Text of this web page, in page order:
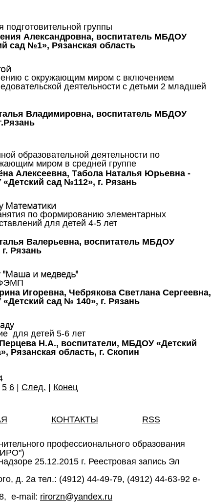
подготовительной группы
Александровна, воспитатель МБДОУ
сад №1», Рязанская область
с окружающим миром с включением
деятельности с детьми 2 младшей
Владимировна, воспитатель МБДОУ
образовательной деятельности по
миром в средней группе
Алексеевна, Табола Наталья Юрьевна -
сад №112», г. Рязань
Математики
по формированию элементарных
для детей 4-5 лет
Валерьевна, воспитатель МБДОУ
Рязань
"Маша и медведь"
ФЭМП
Игоревна, Чебрякова Светлана Сергеевна,
сад № 140», г. Рязань
для детей 5-6 лет
Н.А., воспитатели, МБДОУ «Детский
Рязанская область, г. Скопин
5 6 | След. | Конец
КОНТАКТЫ RSS
профессионального образования
25.12.2015 г. Реестровая запись Эл
д. 2а тел.: (4912) 44-49-79, (4912) 44-63-92 e-
e-mail: rirorzn@yandex.ru